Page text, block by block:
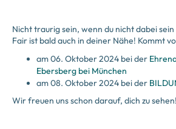
Nicht traurig sein, wenn du nicht dabei
Fair ist bald auch in deiner Nähe! Kommt
am 06. Oktober 2024 bei der
Ebersberg bei München
am 08. Oktober 2024 bei der
Wir freuen uns schon darauf, dich zu sehen!